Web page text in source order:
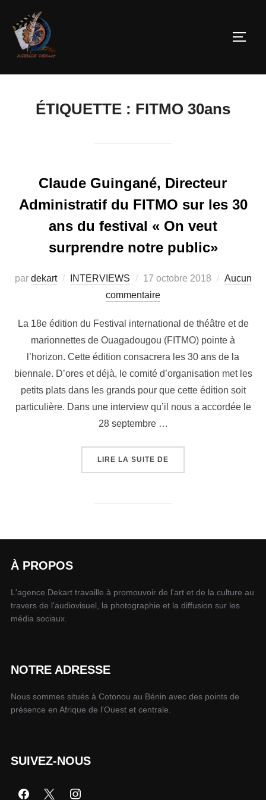
ÉTIQUETTE : FITMO 30ans
Claude Guingané, Directeur
Administratif du FITMO sur les 30
ans du festival « On veut
surprendre notre public»
par dekart INTERVIEWS 17 octobre 2018
Aucun
commentaire
La 18e édition du Festival international de théâtre et de
marionnettes de Ouagadougou (FITMO) pointe à
l’horizon. Cette édition consacrera les 30 ans de la
biennale. D’ores et déjà, le comité d’organisation met les
petits plats dans les grands pour que cette édition soit
particulière. Dans une interview qu’il nous a accordée le
28 septembre …
LIRE LA SUITE DE
À PROPOS
L'agence Dekart travaille à promouvoir de l'art et de la culture au
travers de l'audiovisuel, la photographie et la diffusion sur les
média sociaux.
NOTRE ADRESSE
Nous sommes situés à Cotonou au Bénin avec des points de
présence en Afrique de l'Ouest et centrale.
SUIVEZ-NOUS